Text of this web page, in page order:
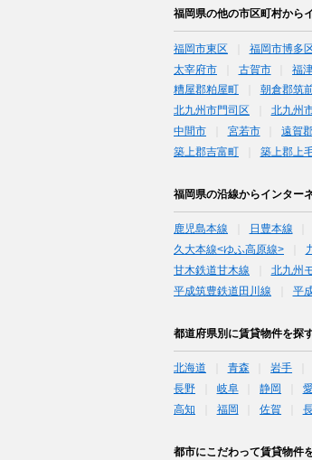
福岡県の他の市区町村から
福岡市東区 福岡市博多
太宰府市
古賀市 福
糟屋郡粕屋町
朝倉郡筑前
北九州市門司区
北九州
中間市
宮若市 遠賀
築上郡吉富町
築上郡上
福岡県の沿線からインター
鹿児島本線 日豊本線
久大本線<ゆふ高原線>
甘木鉄道甘木線
北九州
平成筑豊鉄道田川線
平
都道府県別に賃貸物件を探
北海道 青森 岩手
長野
岐阜 静岡
高知
福岡 佐賀
都市にこだわって賃貸物件